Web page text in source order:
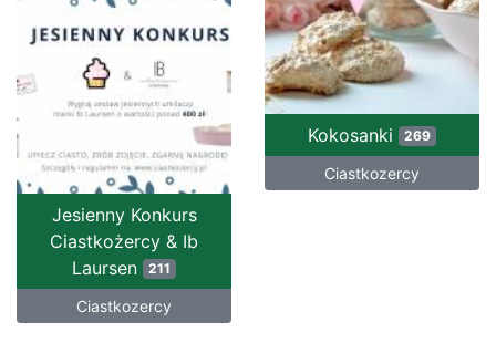
Kokosanki 269
Ciastkozercy
Jesienny Konkurs
Ciastkożercy & Ib
Laursen 211
Ciastkozercy